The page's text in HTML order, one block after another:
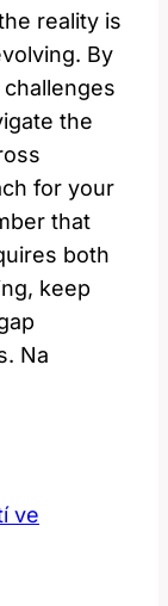
reality is
By
the
for your
that
both
keep
Na
ve